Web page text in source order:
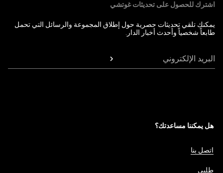
اشترك للحصول على تحديثات غوتشي
يمكنك تلقي تحديثات حصرية حول إطلاق المجموعة والرسائل التي تحمل
طابعاً شخصياً وأحدث أخبار الدار.
البريد الإلكتروني
هل يمكننا مساعدتك؟
اتصل بنا
طلبي